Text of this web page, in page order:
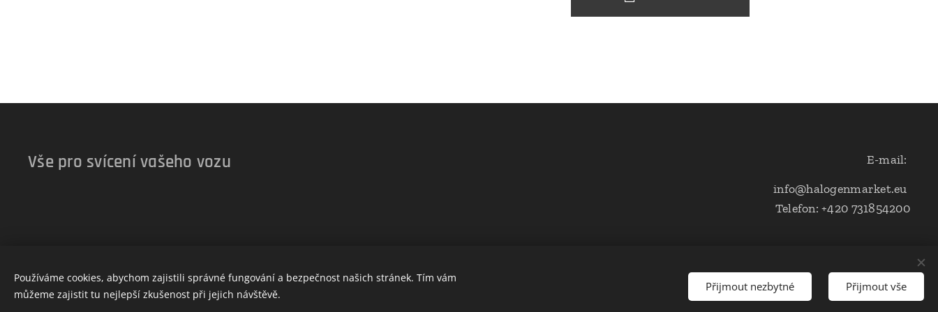
Vše pro svícení vašeho vozu
E-mail:
info@halogenmarket.eu
Telefon: +420 731854200
Používáme cookies, abychom zajistili správné fungování a bezpečnost našich stránek. Tím vám
můžeme zajistit tu nejlepší zkušenost při jejich návštěvě.
Přijmout nezbytné Přijmout vše